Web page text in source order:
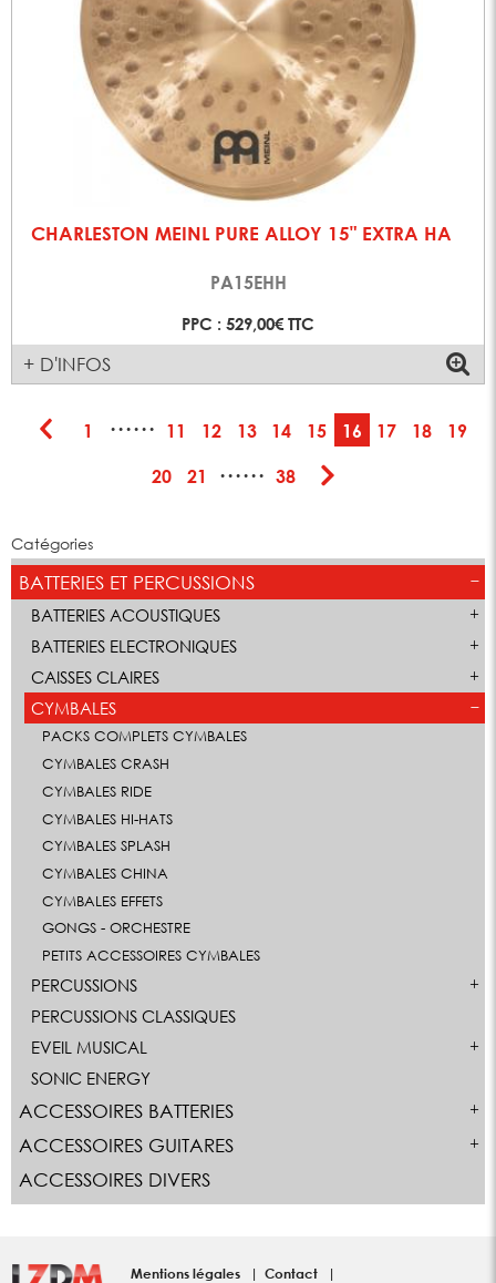
Catégories
BATTERIES ET PERCUSSIONS
BATTERIES ACOUSTIQUES
BATTERIES ELECTRONIQUES
CAISSES CLAIRES
CYMBALES
PACKS COMPLETS CYMBALES
CYMBALES CRASH
CYMBALES RIDE
CYMBALES HI-HATS
CYMBALES SPLASH
CYMBALES CHINA
CYMBALES EFFETS
GONGS - ORCHESTRE
PETITS ACCESSOIRES CYMBALES
PERCUSSIONS
PERCUSSIONS CLASSIQUES
EVEIL MUSICAL
SONIC ENERGY
ACCESSOIRES BATTERIES
ACCESSOIRES GUITARES
ACCESSOIRES DIVERS
CHARLESTON MEINL PURE ALLOY 15" EXTRA HA
PA15EHH
PPC : 529,00€ TTC
+ D'INFOS
1 ······ 11 12 13 14 15 16 17 18 19
20 21 ······ 38
Mentions légales Contact